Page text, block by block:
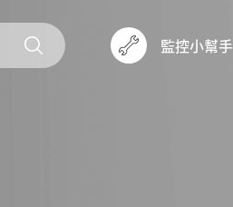
監控小幫手